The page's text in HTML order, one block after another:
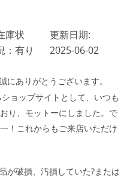
庫状
：有り
更新日期:
2025-06-02
にありがとうございます。
ョップサイトとして、いつも
り、モットーにしました。で
！これからもご来店いただけ
が破損、汚損していた?または